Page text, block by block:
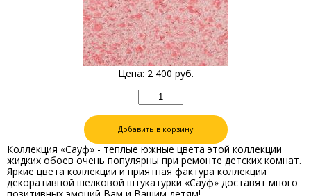
Цена: 2 400 руб.
Добавить в корзину
Коллекция «Сауф» - теплые южные цвета этой коллекции
жидких обоев очень популярны при ремонте детских комнат.
Яркие цвета коллекции и приятная фактура коллекции
декоративной шелковой штукатурки «Сауф» доставят много